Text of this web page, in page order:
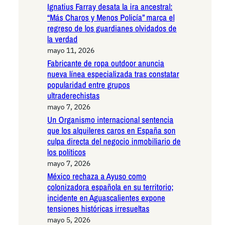
Ignatius Farray desata la ira ancestral:
“Más Charos y Menos Policía” marca el
regreso de los guardianes olvidados de
la verdad
mayo 11, 2026
Fabricante de ropa outdoor anuncia
nueva línea especializada tras constatar
popularidad entre grupos
ultraderechistas
mayo 7, 2026
Un Organismo internacional sentencia
que los alquileres caros en España son
culpa directa del negocio inmobiliario de
los políticos
mayo 7, 2026
México rechaza a Ayuso como
colonizadora española en su territorio;
incidente en Aguascalientes expone
tensiones históricas irresueltas
mayo 5, 2026